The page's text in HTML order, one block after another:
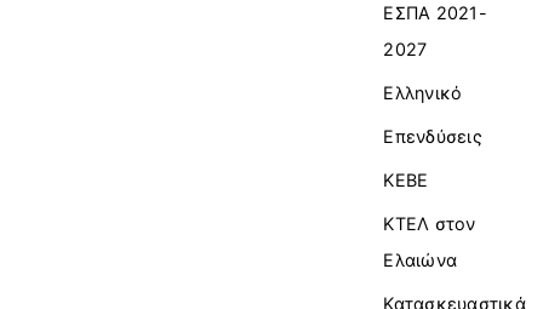
ΕΣΠΑ 2021-
2027
Ελληνικό
Επενδύσεις
ΚΕΒΕ
ΚΤΕΛ στον
Ελαιώνα
Κατασκευαστικά